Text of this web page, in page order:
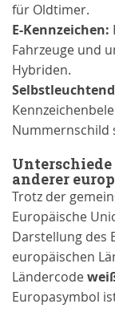
für Oldtimer.
E-Kennzeichen:
Fahrzeuge und
Hybriden.
Nummernschild
anderer
Trotz der
Europäische
Darstellung des
europäischen
Ländercode
Europasymbol